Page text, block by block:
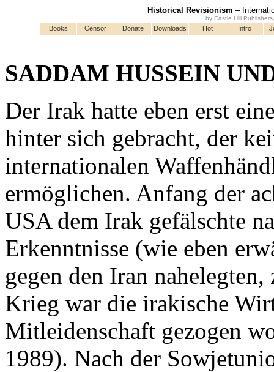
Historical Revisionism –
by Castle Hill
SADDAM HUSSEIN
Der Irak hatte eben erst
hinter sich gebracht, der
internationalen
ermöglichen. Anfang der
USA dem Irak gefälschte
Erkenntnisse (wie eben
gegen den Iran
Krieg war die irakische
Mitleidenschaft gezogen
1989). Nach der
Books Censor Donate Downloads Hot Intro